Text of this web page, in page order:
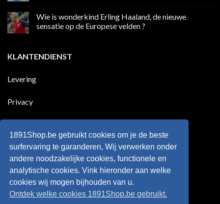
meer
100
land
scoort
op
jaar
nog
eens
tegen
Wie is wonderkind Erling Haaland, de nieuwe
sensatie op de Europese velden ?
Wie
is
Haaland,
Europese
KLANTENDIENST
Levering
Privacy
Retourneren
Algemene voorwaarden
1891Shop.be gebruikt cookies om je de beste
surfervaring te garanderen, Wij verwerken onder
andere noodzakelijke cookies, functionele en
analytische cookies. Vink hieronder aan welke
cookies wij mogen bijhouden van u.
Ontdek welke cookies 1891Shop.be gebruikt.